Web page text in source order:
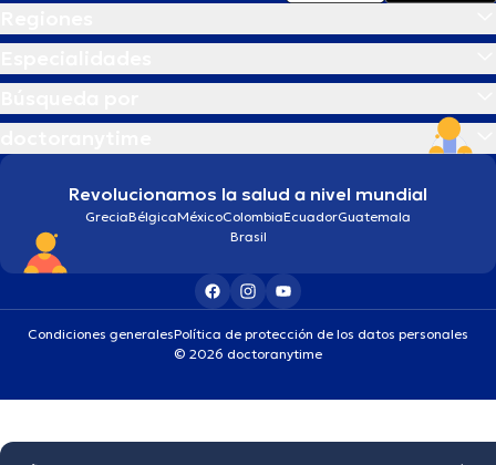
Revolucionamos la salud a nivel mundial
GreciaBélgicaMéxicoColombiaEcuadorGuatemala
Brasil
Condiciones generalesPolítica de protección de los datos personales
© 2026 doctoranytime